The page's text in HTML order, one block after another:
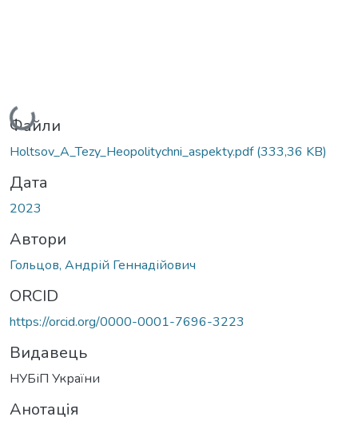
Вантажиться...
Файли
Holtsov_A_Tezy_Heopolitychni_aspekty.pdf(333,36 KB)
Дата
2023
Автори
Гольцов, Андрій Геннадійович
ORCID
https://orcid.org/0000-0001-7696-3223
Видавець
НУБіП України
Анотація